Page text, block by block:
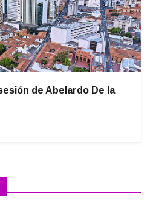
de Abelardo De la